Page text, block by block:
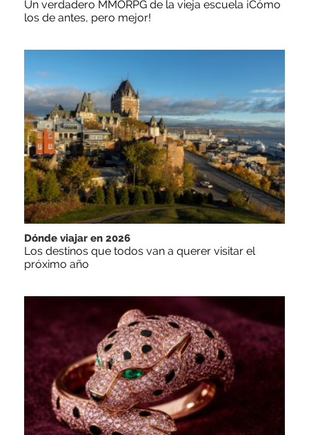
Un verdadero MMORPG de la vieja escuela ¡Cómo
los de antes, pero mejor!
Dónde viajar en 2026
Los destinos que todos van a querer visitar el
próximo año